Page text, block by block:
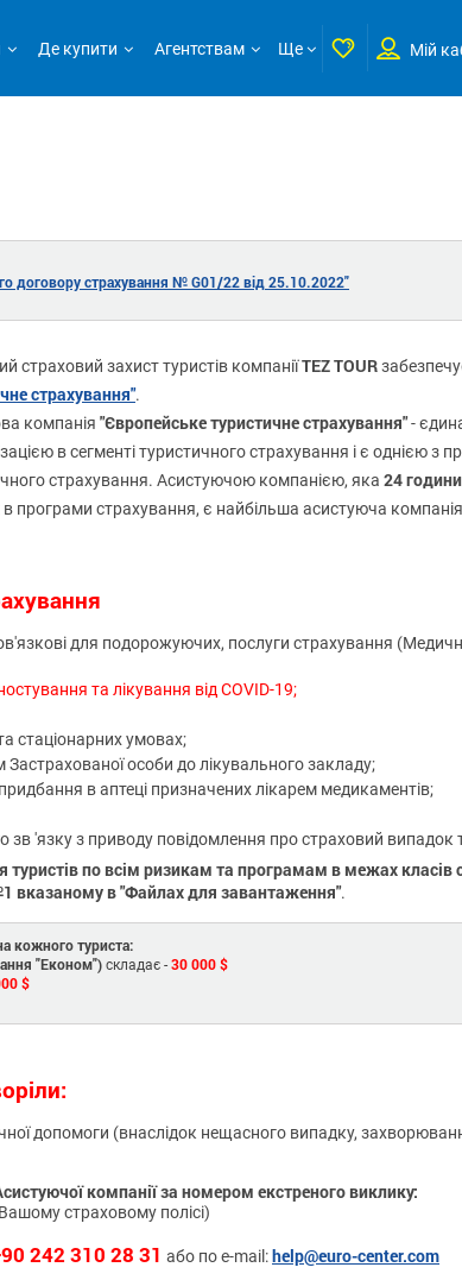
Де купити Агентствам Ще Мій
договору страхування № G01/22 від 25.10.2022"
страховий захист туристів компаніїTEZ TOUR
страхування".
компанія "Європейське туристичне страхування"-
в сегменті туристичного страхування і є однією з
страхування. Асистуючою компанією, яка 24
програми страхування, є найбільша асистуюча компанія
для подорожуючих, послуги страхування
та лікування від COVID-19;
стаціонарних умовах;
особи до лікувального закладу;
в аптеці призначених лікарем медикаментів;
зв 'язку з приводу повідомлення про страховий випадок
по всім ризикам та програмам в межах
вказаному в "Файлах для завантаження".
кожного туриста:
"Економ") складає - 30 000 $
$
допомоги (внаслідок нещасного випадку,
компанії за номером екстреного виклику:
страховому полісі)
242 310 28 31 або по e-mail:help@euro-center.com